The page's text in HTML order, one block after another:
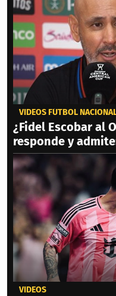
VIDEOS FÚTBOL
¿Fidel Escobar al
responde y
VIDEOS